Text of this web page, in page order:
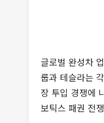
글로벌 완성차
룹과 테슬라는
장 투입 경쟁에
보틱스 패권 전